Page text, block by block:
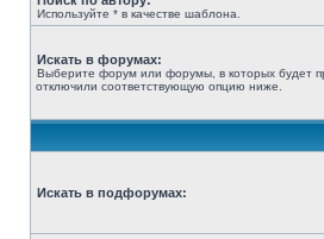
Используйте * в качестве шаблона.
Искать в форумах:
Выберите форум или форумы, в которых будет
отключили соответствующую опцию ниже.
Искать в подфорумах: